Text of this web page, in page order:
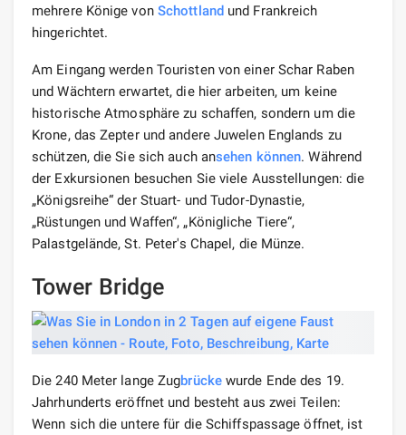
mehrere Könige von Schottlandund Frankreich
hingerichtet.
Am Eingang werden Touristen von einer Schar Raben
und Wächtern erwartet, die hier arbeiten, um keine
historische Atmosphäre zu schaffen, sondern um die
Krone, das Zepter und andere Juwelen Englands zu
schützen, die Sie sich auch ansehen können. Während
der Exkursionen besuchen Sie viele Ausstellungen: die
„Königsreihe“ der Stuart- und Tudor-Dynastie,
„Rüstungen und Waffen“, „Königliche Tiere“,
Palastgelände, St. Peter's Chapel, die Münze.
Tower Bridge
Die 240 Meter lange Zugbrückewurde Ende des 19.
Jahrhunderts eröffnet und besteht aus zwei Teilen:
Wenn sich die untere für die Schiffspassage öffnet, ist